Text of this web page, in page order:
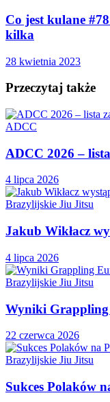
Co jest kulane
kilka
28 kwietnia 2023
Przeczytaj także
ADCC
ADCC 2026 –
4 lipca 2026
Brazylijskie Jiu Jitsu
Jakub Wikłacz
4 lipca 2026
Brazylijskie Jiu Jitsu
Wyniki Grappling
22 czerwca 2026
Brazylijskie Jiu Jitsu
Sukces Polaków